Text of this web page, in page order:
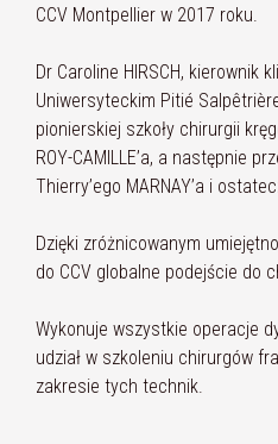
CCV Montpellier w 2017 roku.
Dr Caroline HIRSCH, kierownik
Uniwersyteckim Pitié
pionierskiej szkoły chirurgii
ROY-CAMILLE’a, a następnie
Thierry’ego MARNAY’a i
Dzięki zróżnicowanym
do CCV globalne podejście do
Wykonuje wszystkie operacje
udział w szkoleniu chirurgów
zakresie tych technik.